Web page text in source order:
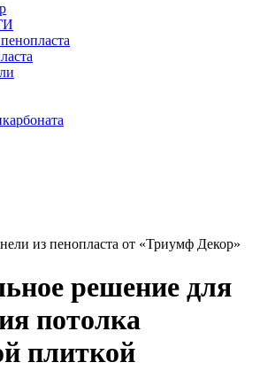
из пенопласта от «Триумф Декор»
решение для
потолка
плиткой